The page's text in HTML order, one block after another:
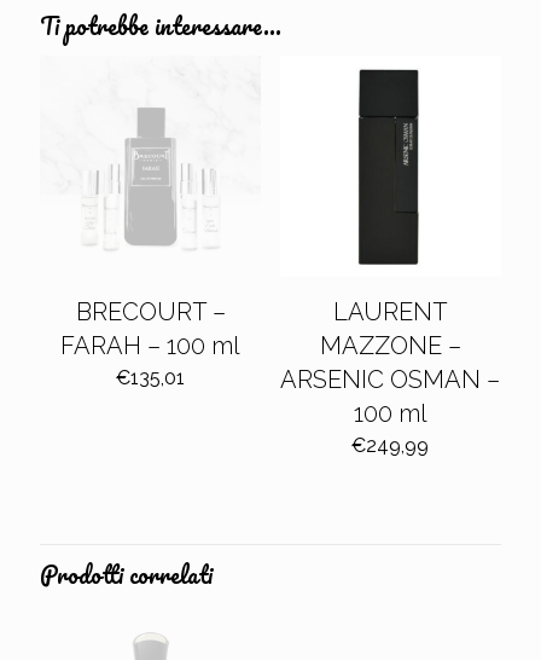
Ti potrebbe interessare…
BRECOURT –
FARAH – 100 ml
€135,01
LAURENT
MAZZONE –
ARSENIC OSMAN –
100 ml
€249,99
Prodotti correlati